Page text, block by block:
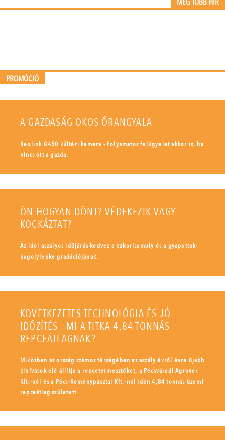
PROMÓCIÓ
A GAZDASÁG OKOS ŐRANGYALA
Reolink G450 kültéri kamera - Folyamatos felügyelet akkor is, ha
nincs ott a gazda.
ÖN HOGYAN DÖNT? VÉDEKEZIK VAGY
KOCKÁZTAT?
Az idei aszályos időjárás kedvez a kukoricamoly és a gyapottok-
bagolylepke gradációjának.
KÖVETKEZETES TECHNOLÓGIA ÉS JÓ
IDŐZÍTÉS - MI A TITKA 4,84 TONNÁS
REPCEÁTLAGNAK?
Miközben az ország számos térségében az aszály évről évre újabb
kihívások elé állítja a repcetermesztőket, a Pécsváradi Agrover
Kft.-nél és a Pécs-Reménypusztai Kft.-nél idén 4,84 tonnás üzemi
repceátlag született.